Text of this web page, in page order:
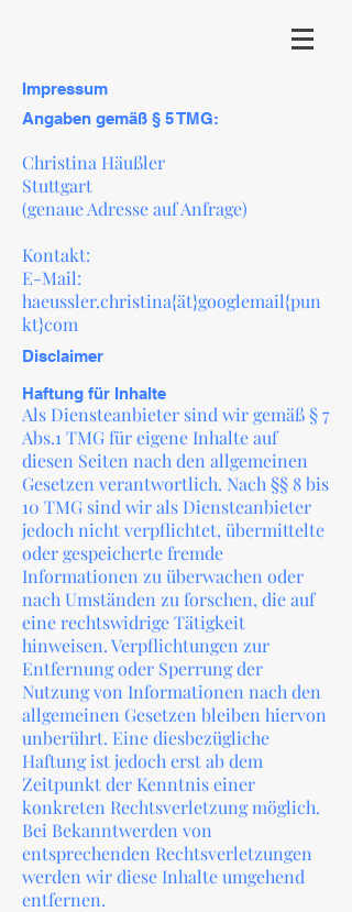
Impressum
Disclaimer
Haftung für Inhalte
Als Diensteanbieter sind wir gemäß § 7
Abs.1 TMG für eigene Inhalte auf
diesen Seiten nach den allgemeinen
Gesetzen verantwortlich. Nach §§ 8 bis
10 TMG sind wir als Diensteanbieter
jedoch nicht verpflichtet, übermittelte
oder gespeicherte fremde
Informationen zu überwachen oder
nach Umständen zu forschen, die auf
eine rechtswidrige Tätigkeit
hinweisen. Verpflichtungen zur
Entfernung oder Sperrung der
Nutzung von Informationen nach den
allgemeinen Gesetzen bleiben hiervon
unberührt. Eine diesbezügliche
Haftung ist jedoch erst ab dem
Zeitpunkt der Kenntnis einer
konkreten Rechtsverletzung möglich.
Bei Bekanntwerden von
entsprechenden Rechtsverletzungen
werden wir diese Inhalte umgehend
entfernen.
Angaben gemäß § 5 TMG:
Christina Häußler
Stuttgart
(genaue Adresse auf Anfrage)
Kontakt:
E-Mail:
haeussler.christina{ät}googlemail{pun
kt}com